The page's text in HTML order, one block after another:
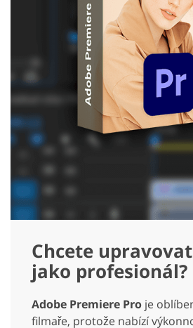
Chcete
jako profesionál?
Adobe Premiere Pro je
filmaře, protože nabízí